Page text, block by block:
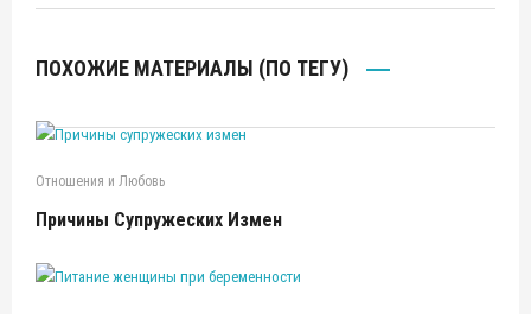
ПОХОЖИЕ МАТЕРИАЛЫ (ПО ТЕГУ)
Отношения и Любовь
Причины Супружеских Измен